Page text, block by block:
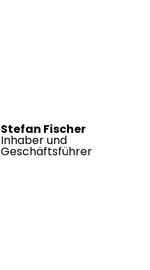
Stefan Fischer
Inhaber und
Geschäftsführer